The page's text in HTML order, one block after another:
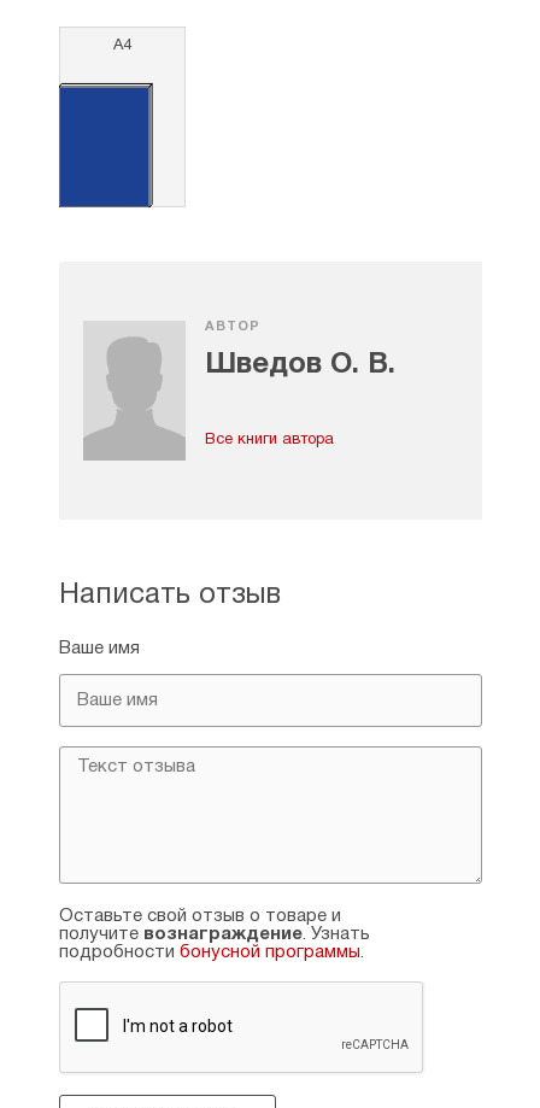
А4
АВТОР
Шведов О. В.
Все книги автора
Написать отзыв
Ваше имя
Оставьте свой отзыв о товаре и
получите вознаграждение. Узнать
подробности бонусной программы.